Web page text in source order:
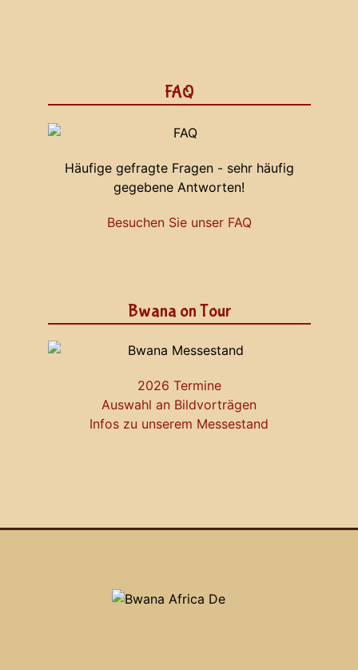
FAQ
Häufige gefragte Fragen - sehr häufig
gegebene Antworten!
Besuchen Sie unser FAQ
Bwana on Tour
2026 Termine
Auswahl an Bildvorträgen
Infos zu unserem Messestand